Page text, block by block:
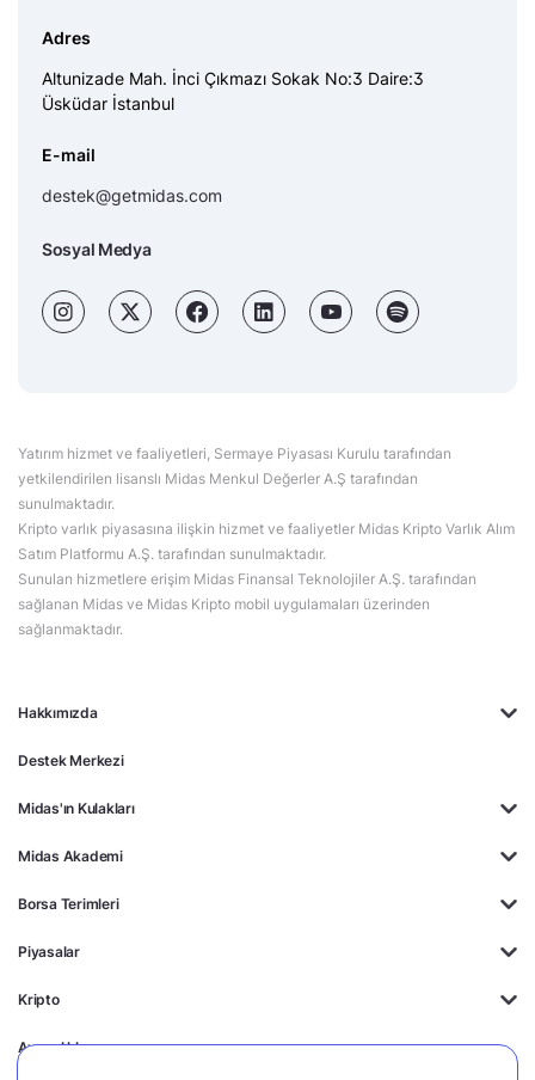
Hakkımızda
Destek Merkezi
Midas'ın Kulakları
Midas Akademi
Borsa Terimleri
Piyasalar
Kripto
Ayrıcalıklar
Adres
Altunizade Mah. İnci Çıkmazı Sokak No:3 Daire:3
Üsküdar İstanbul
E-mail
destek@getmidas.com
Sosyal Medya
Yatırım hizmet ve faaliyetleri, Sermaye Piyasası Kurulu tarafından
yetkilendirilen lisanslı Midas Menkul Değerler A.Ş tarafından
sunulmaktadır.
Kripto varlık piyasasına ilişkin hizmet ve faaliyetler Midas Kripto Varlık Alım
Satım Platformu A.Ş. tarafından sunulmaktadır.
Sunulan hizmetlere erişim Midas Finansal Teknolojiler A.Ş. tarafından
sağlanan Midas ve Midas Kripto mobil uygulamaları üzerinden
sağlanmaktadır.